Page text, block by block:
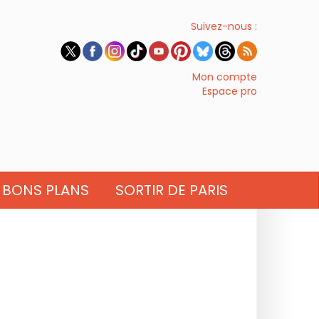
Suivez-nous :
Mon compte
Espace pro
BONS PLANS SORTIR DE PARIS